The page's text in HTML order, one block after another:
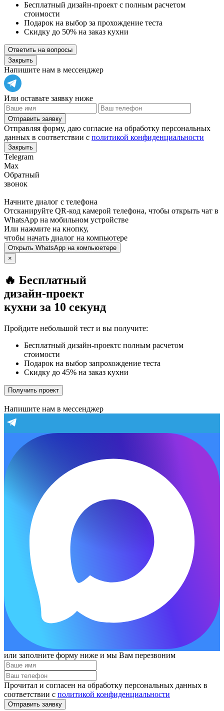
Бесплатный дизайн-проект с полным расчетом
стоимости
Подарок на выбор за прохождение теста
Скидку до 50% на заказ кухни
Ответить на вопросы
Закрыть
Напишите нам в мессенджер
Или оставьте заявку ниже
Отправить заявку
Отправляя форму, даю согласие на обработку персональных
данных в соответствии с политикой конфиденциальности
Закрыть
Telegram
Max
Обратный
звонок
Начните диалог с телефона
Отсканируйте QR-код камерой телефона, чтобы открыть чат в
WhatsApp на мобильном устройстве
Или нажмите на кнопку,
чтобы начать диалог на компьютере
Открыть WhatsApp на компьюетере
×
🔥 Бесплатный
дизайн-проект
кухни за 10 секунд
Пройдите небольшой тест и вы получите:
Бесплатный дизайн-проектс полным расчетом
стоимости
Подарок на выбор запрохождение теста
Скидку до 45% на заказ кухни
Получить проект
Напишите нам в мессенджер
или заполните форму ниже и мы Вам перезвоним
Прочитал и согласен на обработку персональных данных в
соответствии с политикой конфиденциальности
Отправить заявку